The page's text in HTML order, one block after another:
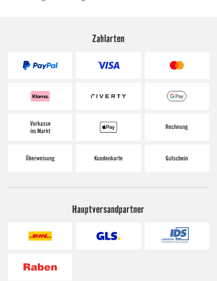
Zahlarten
Hauptversandpartner